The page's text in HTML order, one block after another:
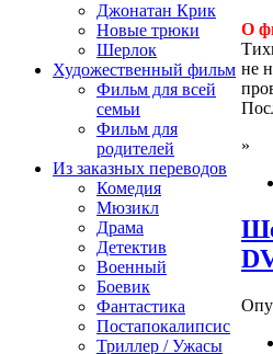
Джонатан Крик
Новые трюки
Шерлок
Художественный фильм
Фильм для всей
семьи
Фильм для
родителей
Из заказных переводов
Комедия
Мюзикл
Драма
Детектив
Военный
Боевик
Фантастика
Постапокалипсис
Триллер / Ужасы
О
не
»